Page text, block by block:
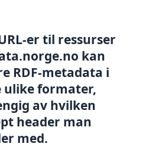
er til ressurser
kan
RDF-metadata i
ulike formater,
av hvilken
header man
med.